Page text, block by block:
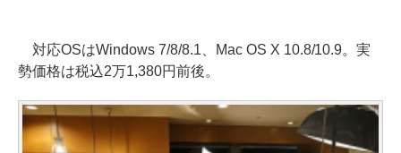
対応OSはWindows 7/8/8.1、Mac OS X 10.8/10.9。実
勢価格は税込2万1,380円前後。